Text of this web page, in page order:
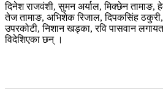
दिनेश राजवंशी, सुमन अर्याल, मिक्छेन तामाङ,
तेज तामाङ, अभिशेक रिजाल, दिपकसिंह ठकुरी,
उपरकोटी, निशान खड्का, रवि पासवान
विदेशिएका छन् ।